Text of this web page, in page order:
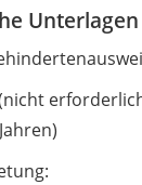
Unterlagen